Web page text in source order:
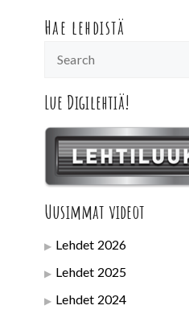
Hae lehdistä
Lue Digilehtiä!
Uusimmat videot
Lehdet 2026
Lehdet 2025
Lehdet 2024